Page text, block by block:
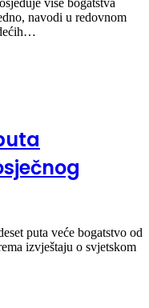
više bogatstva
navodi u redovnom
puta veće bogatstvo od
izvještaju o svjetskom